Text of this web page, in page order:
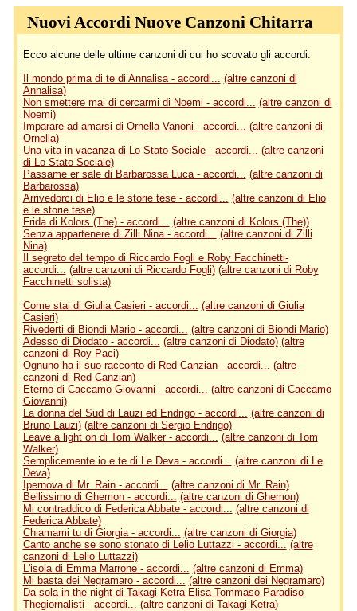
Nuovi Accordi Nuove Canzoni Chitarra
Ecco alcune delle ultime canzoni di cui ho scovato gli accordi:
Il mondo prima di te di Annalisa - accordi... (altre canzoni di
Annalisa)
Non smettere mai di cercarmi di Noemi - accordi... (altre canzoni di
Noemi)
Imparare ad amarsi di Ornella Vanoni - accordi... (altre canzoni di
Ornella)
Una vita in vacanza di Lo Stato Sociale - accordi... (altre canzoni
di Lo Stato Sociale)
Passame er sale di Barbarossa Luca - accordi... (altre canzoni di
Barbarossa)
Arrivedorci di Elio e le storie tese - accordi... (altre canzoni di Elio
e le storie tese)
Frida di Kolors (The) - accordi... (altre canzoni di Kolors (The))
Senza appartenere di Zilli Nina - accordi... (altre canzoni di Zilli
Nina)
Il segreto del tempo di Riccardo Fogli e Roby Facchinetti-
accordi... (altre canzoni di Riccardo Fogli) (altre canzoni di Roby
Facchinetti solista)
Come stai di Giulia Casieri - accordi... (altre canzoni di Giulia
Casieri)
Rivederti di Biondi Mario - accordi... (altre canzoni di Biondi Mario)
Adesso di Diodato - accordi... (altre canzoni di Diodato) (altre
canzoni di Roy Paci)
Ognuno ha il suo racconto di Red Canzian - accordi... (altre
canzoni di Red Canzian)
Eterno di Caccamo Giovanni - accordi... (altre canzoni di Caccamo
Giovanni)
La donna del Sud di Lauzi ed Endrigo - accordi... (altre canzoni di
Bruno Lauzi) (altre canzoni di Sergio Endrigo)
Leave a light on di Tom Walker - accordi... (altre canzoni di Tom
Walker)
Semplicemente io e te di Le Deva - accordi... (altre canzoni di Le
Deva)
Ipernova di Mr. Rain - accordi... (altre canzoni di Mr. Rain)
Bellissimo di Ghemon - accordi... (altre canzoni di Ghemon)
Mi contraddico di Federica Abbate - accordi... (altre canzoni di
Federica Abbate)
Chiamami tu di Giorgia - accordi... (altre canzoni di Giorgia)
Canto anche se sono stonato di Lelio Luttazzi - accordi... (altre
canzoni di Lelio Luttazzi)
L'isola di Emma Marrone - accordi... (altre canzoni di Emma)
Mi basta dei Negramaro - accordi... (altre canzoni dei Negramaro)
Da sola in the night di Takagi Ketra Elisa Tommaso Paradiso
Thegiornalisti - accordi... (altre canzoni di Takagi Ketra)